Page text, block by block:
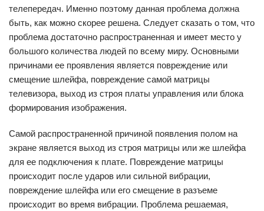
телепередач. Именно поэтому данная проблема должна
быть, как можно скорее решена. Следует сказать о том, что
проблема достаточно распространенная и имеет место у
большого количества людей по всему миру. Основными
причинами ее проявления является повреждение или
смещение шлейфа, повреждение самой матрицы
телевизора, выход из строя платы управления или блока
формирования изображения.
Самой распространенной причиной появления полом на
экране является выход из строя матрицы или же шлейфа
для ее подключения к плате. Повреждение матрицы
происходит после ударов или сильной вибрации,
повреждение шлейфа или его смещение в разъеме
происходит во время вибрации. Проблема решаемая,